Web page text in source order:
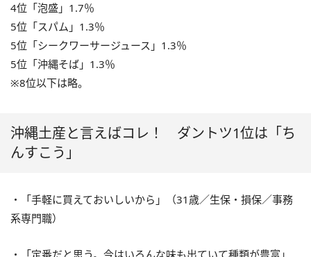
4位「泡盛」1.7％
5位「スパム」1.3％
5位「シークワーサージュース」1.3％
5位「沖縄そば」1.3％
※8位以下は略。
沖縄土産と言えばコレ！ ダントツ1位は「ち
んすこう」
・「手軽に買えておいしいから」（31歳／生保・損保／事務
系専門職）
・「定番だと思う。今はいろんな味も出ていて種類が豊富」